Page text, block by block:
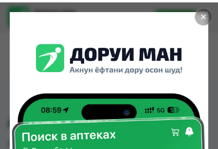
✕
Доруи ман
Установить
АКВА Д3 10МЛ
АКВА Д3 10МЛ можно купить или заказать в